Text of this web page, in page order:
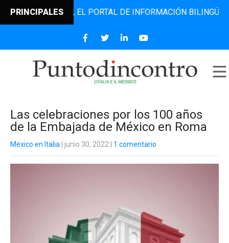
PRINCIPALESEL PORTAL DE INFORMACIÓN BILINGÜE QUE
Las celebraciones por los 100 años
de la Embajada de México en Roma
México en Italia | junio 30, 2022 1 comentario